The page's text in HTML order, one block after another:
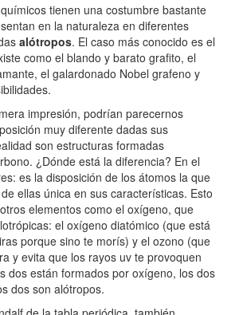
tienen una costumbre bastante
en la naturaleza en diferentes
alótropos. El caso más conocido es el
como el blando y barato grafito, el
el galardonado Nobel grafeno y
impresión, podrían parecernos
muy diferente dadas sus
son estructuras formadas
¿Dónde está la diferencia? En el
es la disposición de los átomos la que
ellas única en sus características. Esto
elementos como el oxígeno, que
el oxígeno diatómico (que está
porque sino te morís) y el ozono (que
y evita que los rayos uv te provoquen
dos están formados por oxígeno, los dos
dos son alótropos.